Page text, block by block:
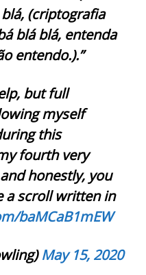
(criptografia
blá blá, entenda
entendo.).”
but full
myself
this
fourth very
honestly, you
a scroll written in
baMCaB1mEW
May 15, 2020